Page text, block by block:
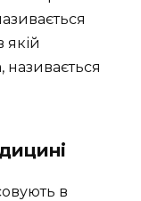
називається
в